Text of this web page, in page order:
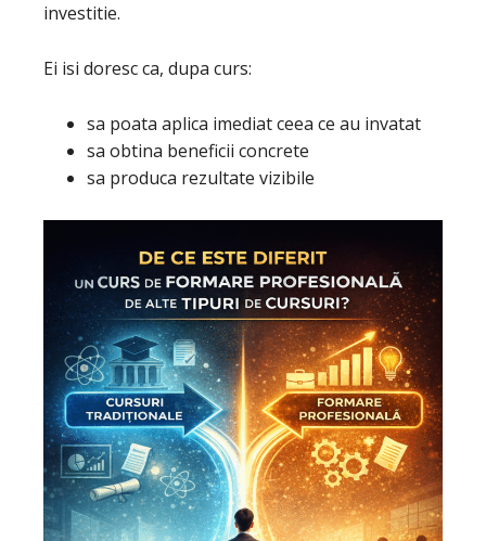
investitie.
Ei isi doresc ca, dupa curs:
sa poata aplica imediat ceea ce au invatat
sa obtina beneficii concrete
sa produca rezultate vizibile